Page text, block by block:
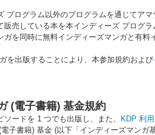
プログラム以外のプログラムを通じてア
販売している本を本インディーズ プログ
ガを同時に無料インディーズマンガと有料
を出版することにより、本参加規約および
(電子書籍) 基金規約
ードを 1 つでも出版し、また、 KDP 利
子書籍) 基金 (以下「インディーズマン